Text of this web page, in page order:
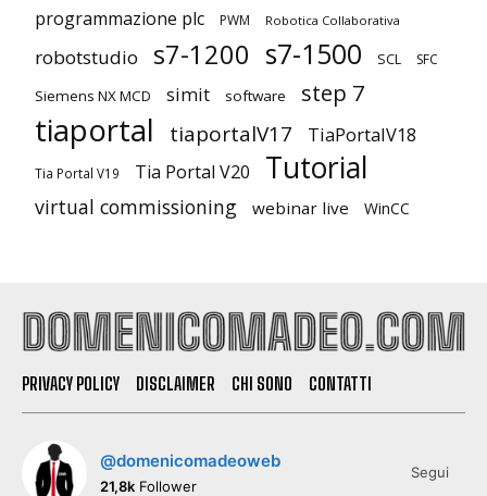
programmazione plc PWM Robotica Collaborativa
robotstudio s7-1200 s7-1500 SCL SFC
Siemens NX MCD simit software step 7
tiaportal tiaportalV17 TiaPortalV18
Tia Portal V19 Tia Portal V20 Tutorial
virtual commissioning webinar live WinCC
PRIVACY POLICY DISCLAIMER CHI SONO CONTATTI
@domenicomadeoweb
21,8k Follower
Segui